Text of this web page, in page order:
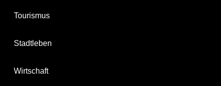
Tourismus
Stadtleben
Wirtschaft